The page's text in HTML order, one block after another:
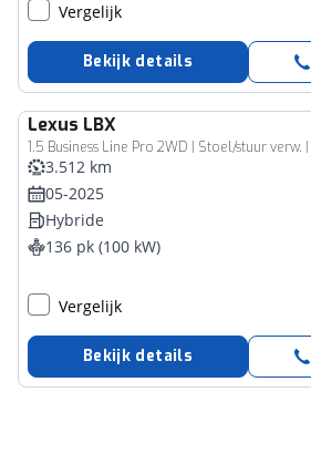
Vergelijk
Bekijk details
Lexus LBX
3.512 km
05-2025
Hybride
136 pk (100 kW)
Vergelijk
Bekijk details